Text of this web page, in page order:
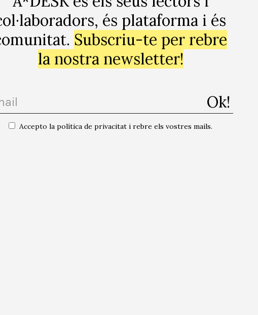
coincideixin en el temps i gairebé en l’espai a Nova
per la por.
(1980) li agrada el seu nom comú, tenir un nom que coincideixi amb el de milers
que vivim en comunitat. A Gómez li interessa com l’art es genera en
és plataforma i és
Subscriu-te per rebre
la nostra newsletter!
Accepto la política de privacitat i rebre els vostres mails.